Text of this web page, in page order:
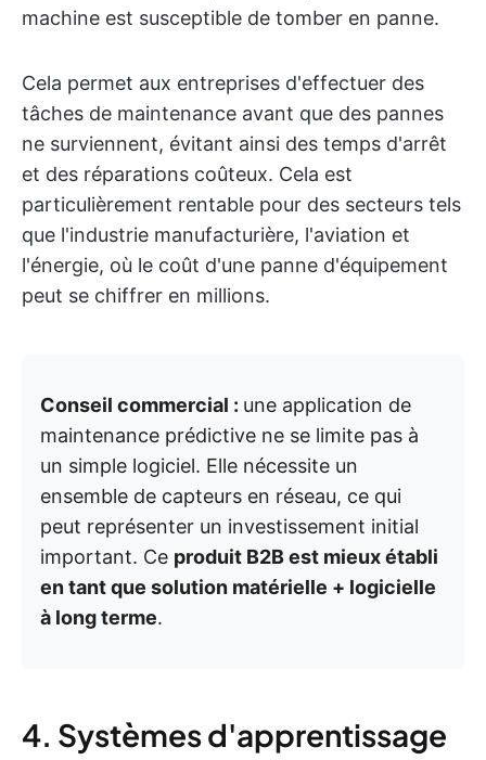
machine est susceptible de tomber en panne.
Cela permet aux entreprises d'effectuer des
tâches de maintenance avant que des pannes
ne surviennent, évitant ainsi des temps d'arrêt
et des réparations coûteux. Cela est
particulièrement rentable pour des secteurs tels
que l'industrie manufacturière, l'aviation et
l'énergie, où le coût d'une panne d'équipement
peut se chiffrer en millions.
Conseil commercial : une application de
maintenance prédictive ne se limite pas à
un simple logiciel. Elle nécessite un
ensemble de capteurs en réseau, ce qui
peut représenter un investissement initial
important. Ce produit B2B est mieux établi
en tant que solution matérielle + logicielle
à long terme.
4. Systèmes d'apprentissage